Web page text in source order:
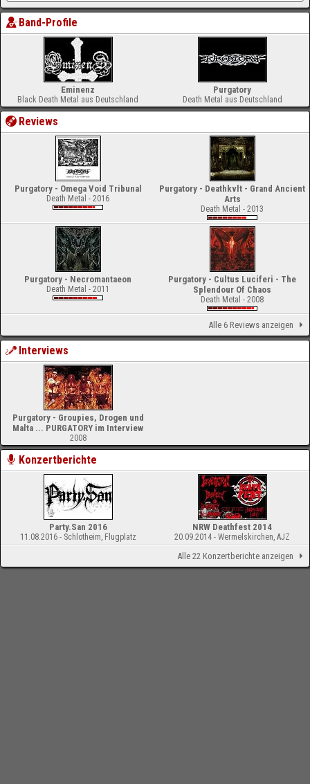
Band-Profile
Eminenz
Black Death Metal aus Deutschland
Purgatory
Death Metal aus Deutschland
Reviews
Purgatory - Omega Void Tribunal
Death Metal - 2016
Purgatory - Deathkvlt - Grand Ancient
Arts
Death Metal - 2013
Purgatory - Necromantaeon
Death Metal - 2011
Purgatory - Cultus Luciferi - The
Splendour Of Chaos
Death Metal - 2008
Alle 6 Reviews anzeigen
Interviews
Purgatory - Groupies, Drogen und
Malta ... PURGATORY im Interview
2008
Konzertberichte
Party.San 2016
11.08.2016 - Schlotheim, Flugplatz
NRW Deathfest 2014
20.09.2014 - Wermelskirchen, AJZ
Alle 22 Konzertberichte anzeigen